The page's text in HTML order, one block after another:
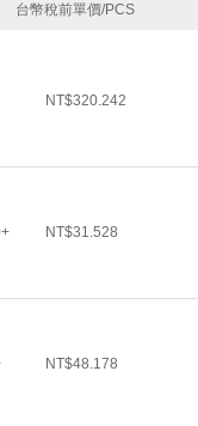
台幣稅前單價/PCS
NT$320.242
NT$31.528
NT$48.178